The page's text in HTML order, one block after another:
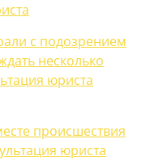
с подозрением
несколько
юриста
происшествия
юриста